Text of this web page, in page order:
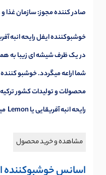
صادر کننده مجوز: سازمان غذا و
خوشبوکننده ایفل رایحه انبه
محصولات و تولیدات کشور
رایحه انبه آفریقایی یا Lemon میباشد.
مشاهده و خرید محصول